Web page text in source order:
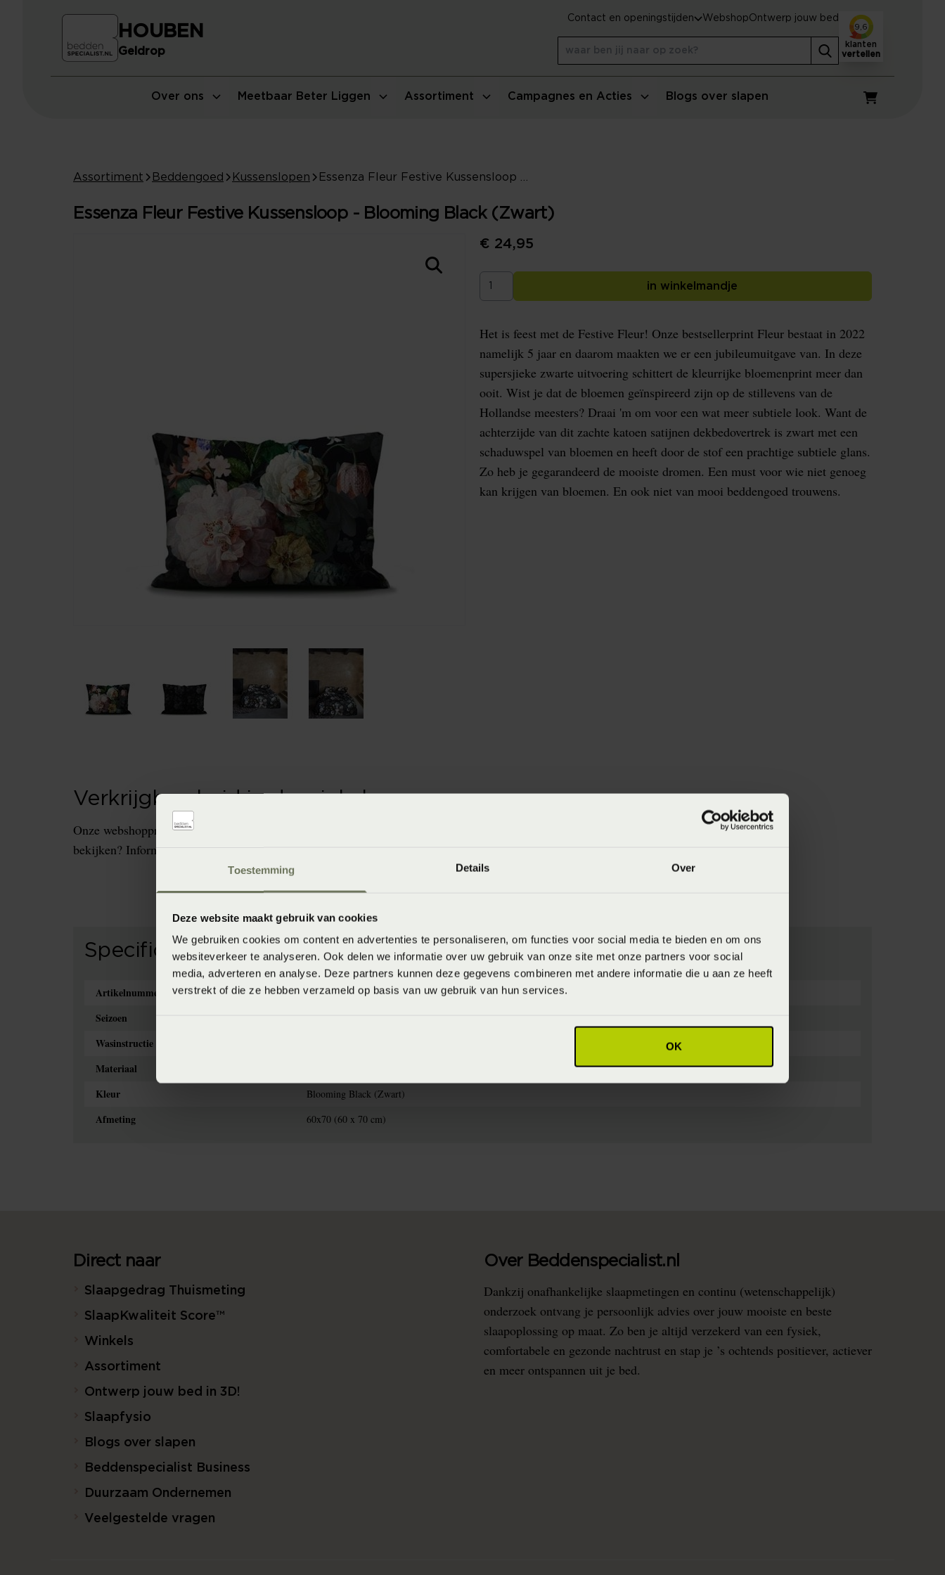
Toestemming Details Over
Deze website maakt gebruik van cookies
We gebruiken cookies om content en advertenties te personaliseren, om functies voor social media te bieden en om ons
websiteverkeer te analyseren. Ook delen we informatie over uw gebruik van onze site met onze partners voor social
media, adverteren en analyse. Deze partners kunnen deze gegevens combineren met andere informatie die u aan ze heeft
verstrekt of die ze hebben verzameld op basis van uw gebruik van hun services.
OK
Over ons Meetbaar Beter Liggen Assortiment Campagnes en Acties Blogs over slapen
Winkelwagen
HOUBEN
Geldrop
Contact en openingstijden WebshopOntwerp jouw bed
9,6
klanten
vertellen
Assortiment Beddengoed Kussenslopen
Essenza Fleur Festive Kussensloop - Blooming Black (Zwart)
€ 24,95
in winkelmandje
Het is feest met de Festive Fleur! Onze bestsellerprint Fleur bestaat in 2022
namelijk 5 jaar en daarom maakten we er een jubileumuitgave van. In deze
supersjieke zwarte uitvoering schittert de kleurrijke bloemenprint meer dan
ooit. Wist je dat de bloemen geïnspireerd zijn op de stillevens van de
Hollandse meesters? Draai 'm om voor een wat meer subtiele look. Want de
achterzijde van dit zachte katoen satijnen dekbedovertrek is zwart met een
schaduwspel van bloemen en heeft door de stof een prachtige subtiele glans.
Zo heb je gegarandeerd de mooiste dromen. Een must voor wie niet genoeg
kan krijgen van bloemen. En ook niet van mooi beddengoed trouwens.
Verkrijgbaarheid in de winkels
Onze webshopproducten zijn niet altijd verkrijgbaar in de winkel. Wil je het product in de winkel
bekijken? Informeer dan eerst naar de beschikbaarheid.
Specificaties
Artikelnummer 8715944811187
Seizoen
Wasinstructie
Materiaal
Kleur Blooming Black (Zwart)
Afmeting 60x70 (60 x 70 cm)
Direct naar
Slaapgedrag Thuismeting
SlaapKwaliteit Score™
Winkels
Assortiment
Ontwerp jouw bed in 3D!
Slaapfysio
Blogs over slapen
Beddenspecialist Business
Duurzaam Ondernemen
Veelgestelde vragen
Over Beddenspecialist.nl
Dankzij onafhankelijke slaapmetingen en continu (wetenschappelijk)
onderzoek ontvang je persoonlijk advies over jouw mooiste en beste
slaapoplossing op maat. Zo ben je altijd verzekerd van een fysiek,
comfortabele en gezonde nachtrust en stap je ’s ochtends positiever, actiever
en meer ontspannen uit je bed.